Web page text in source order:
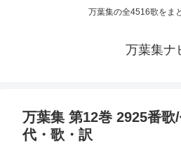
万葉集の全4516歌をま
万葉集ナ
万葉集 第12巻 2925番歌
代・歌・訳